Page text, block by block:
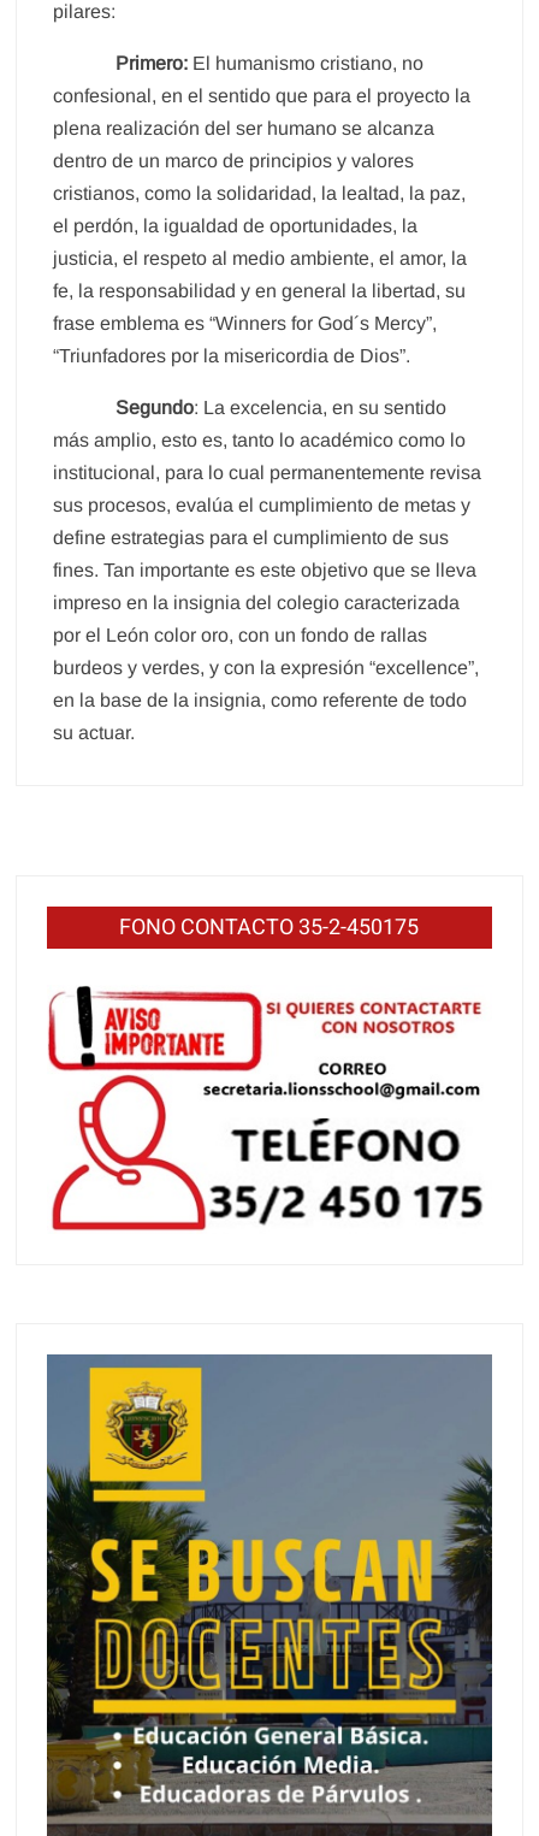
pilares:
Primero: El humanismo cristiano, no
confesional, en el sentido que para el proyecto la
plena realización del ser humano se alcanza
dentro de un marco de principios y valores
cristianos, como la solidaridad, la lealtad, la paz,
el perdón, la igualdad de oportunidades, la
justicia, el respeto al medio ambiente, el amor, la
fe, la responsabilidad y en general la libertad, su
frase emblema es “Winners for God´s Mercy”,
“Triunfadores por la misericordia de Dios”.
Segundo: La excelencia, en su sentido
más amplio, esto es, tanto lo académico como lo
institucional, para lo cual permanentemente revisa
sus procesos, evalúa el cumplimiento de metas y
define estrategias para el cumplimiento de sus
fines. Tan importante es este objetivo que se lleva
impreso en la insignia del colegio caracterizada
por el León color oro, con un fondo de rallas
burdeos y verdes, y con la expresión “excellence”,
en la base de la insignia, como referente de todo
su actuar.
FONO CONTACTO 35-2-450175